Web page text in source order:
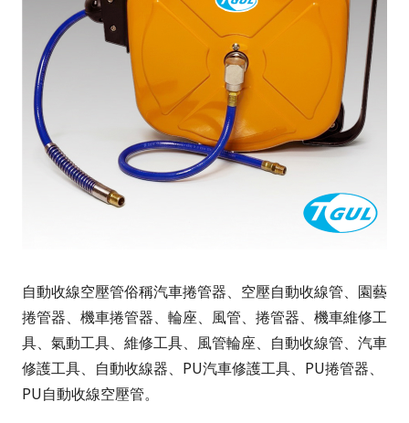
自動收線空壓管俗稱汽車捲管器、空壓自動收線管、園藝
捲管器、機車捲管器、輪座、風管、捲管器、機車維修工
具、氣動工具、維修工具、風管輪座、自動收線管、汽車
修護工具、自動收線器、PU汽車修護工具、PU捲管器、
PU自動收線空壓管。